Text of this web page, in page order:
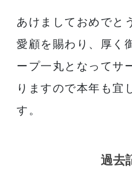
あけましておめでと
愛顧を賜わり、厚く
ープ一丸となってサ
りますので本年も宜
す。
過去